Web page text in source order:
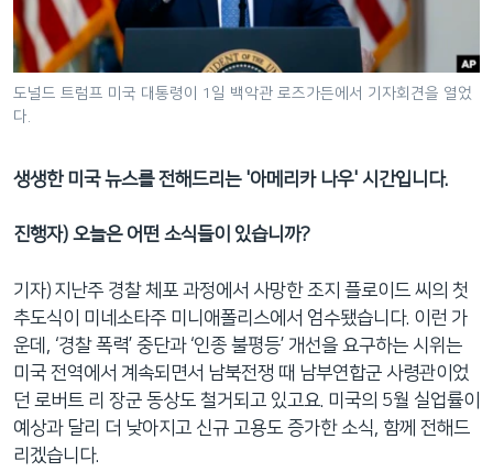
비
게
션
으
이
검
으
이
등
도널드 트럼프 미국 대통령이 1일 백악관 로즈가든에서 기자회견을 열었
다.
생생한 미국 뉴스를 전해드리는 '아메리카 나우' 시간입니다.
진행자) 오늘은 어떤 소식들이 있습니까?
기자) 지난주 경찰 체포 과정에서 사망한 조지 플로이드 씨의 첫
추도식이 미네소타주 미니애폴리스에서 엄수됐습니다. 이런 가
운데, ‘경찰 폭력’ 중단과 ‘인종 불평등’ 개선을 요구하는 시위는
미국 전역에서 계속되면서 남북전쟁 때 남부연합군 사령관이었
던 로버트 리 장군 동상도 철거되고 있고요. 미국의 5월 실업률이
예상과 달리 더 낮아지고 신규 고용도 증가한 소식, 함께 전해드
리겠습니다.